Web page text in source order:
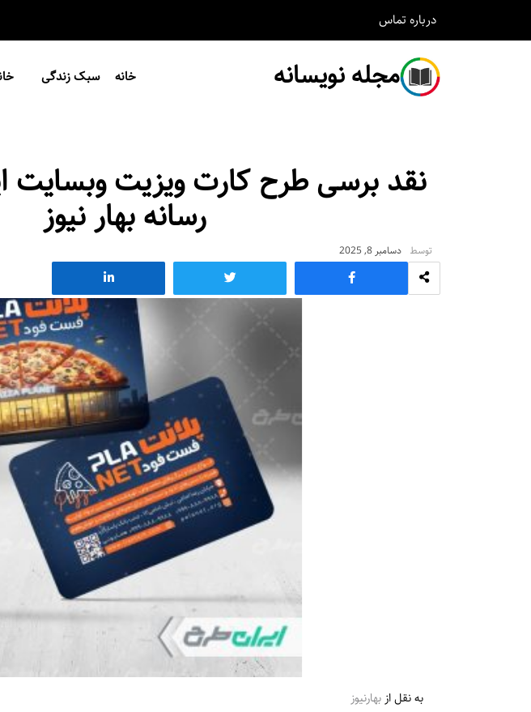
درباره تماس
مجله نویسانه خانه سبک زندگی
نقد برسی طرح کارت ویزیت وبسایت
رسانه بهار نیوز
توسط دسامبر 8, 2025
به نقل از بهارنیوز